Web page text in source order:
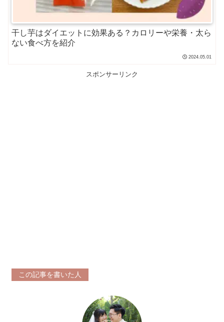
干し芋はダイエットに効果ある？カロリーや栄養・太ら
ない食べ方を紹介
2024.05.01
スポンサーリンク
この記事を書いた人